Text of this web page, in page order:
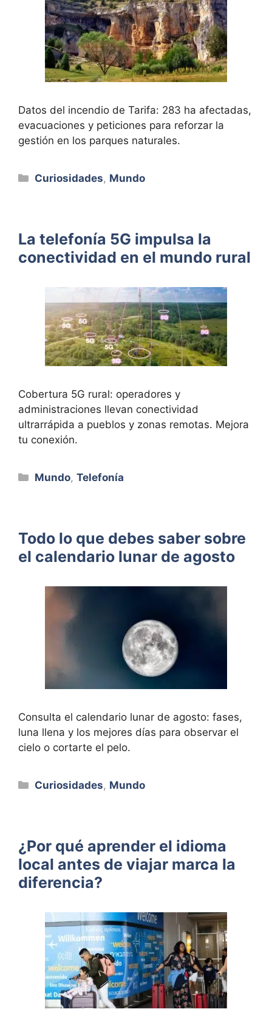
Datos del incendio de Tarifa: 283 ha afectadas,
evacuaciones y peticiones para reforzar la
gestión en los parques naturales.
Categorías
Curiosidades, Mundo
La telefonía 5G impulsa la
conectividad en el mundo rural
Cobertura 5G rural: operadores y
administraciones llevan conectividad
ultrarrápida a pueblos y zonas remotas. Mejora
tu conexión.
Categorías
Mundo,Telefonía
Todo lo que debes saber sobre
el calendario lunar de agosto
Consulta el calendario lunar de agosto: fases,
luna llena y los mejores días para observar el
cielo o cortarte el pelo.
Categorías
Curiosidades, Mundo
¿Por qué aprender el idioma
local antes de viajar marca la
diferencia?